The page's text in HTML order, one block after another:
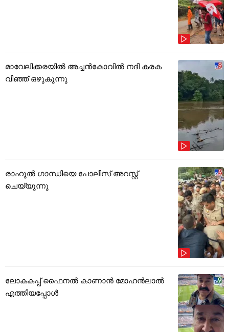
മാവേലിക്കരയിൽ അച്ചൻകോവിൽ നദി കരക
വിഞ്ഞ് ഒഴുകുന്നു
രാഹുൽ ഗാന്ധിയെ പോലീസ് അറസ്റ്റ്
ചെയ്യുന്നു
ലോകകപ്പ് ഫൈനൽ കാണാൻ മോഹൻലാൽ
എത്തിയപ്പോൾ